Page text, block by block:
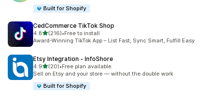
Built for Shopify
CedCommerce TikTok Shop
4.8เต็ม 5 ดาว
(216)
ทั้งหมด 216 รีวิว
•Free to install
Award-Winning TikTok App – List Fast, Sync Smart, Fulfill Easy
Etsy Integration ‑ InfoShore
4.9เต็ม 5 ดาว
(20)
ทั้งหมด 20 รีวิว
•Free plan available
Sell on Etsy and your store — without the double work
Built for Shopify